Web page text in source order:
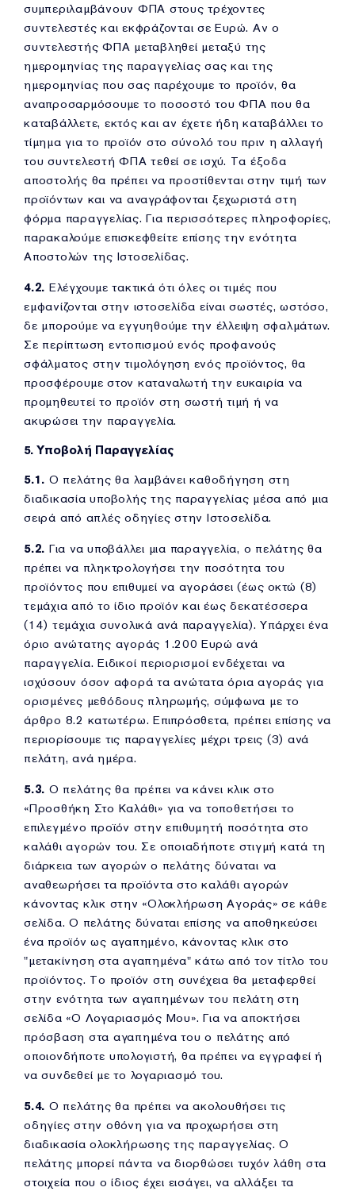
συμπεριλαμβάνουν ΦΠΑ στους τρέχοντες
συντελεστές και εκφράζονται σε Ευρώ. Αν ο
συντελεστής ΦΠΑ μεταβληθεί μεταξύ της
ημερομηνίας της παραγγελίας σας και της
ημερομηνίας που σας παρέχουμε το προϊόν, θα
αναπροσαρμόσουμε το ποσοστό του ΦΠΑ που θα
καταβάλλετε, εκτός και αν έχετε ήδη καταβάλλει το
τίμημα για το προϊόν στο σύνολό του πριν η αλλαγή
του συντελεστή ΦΠΑ τεθεί σε ισχύ. Τα έξοδα
αποστολής θα πρέπει να προστίθενται στην τιμή των
προϊόντων και να αναγράφονται ξεχωριστά στη
φόρμα παραγγελίας. Για περισσότερες πληροφορίες,
παρακαλούμε επισκεφθείτε επίσης την ενότητα
Αποστολών της Ιστοσελίδας.
4.2. Ελέγχουμε τακτικά ότι όλες οι τιμές που
εμφανίζονται στην ιστοσελίδα είναι σωστές, ωστόσο,
δε μπορούμε να εγγυηθούμε την έλλειψη σφαλμάτων.
Σε περίπτωση εντοπισμού ενός προφανούς
σφάλματος στην τιμολόγηση ενός προϊόντος, θα
προσφέρουμε στον καταναλωτή την ευκαιρία να
προμηθευτεί το προϊόν στη σωστή τιμή ή να
ακυρώσει την παραγγελία.
5. Υποβολή Παραγγελίας
5.1. Ο πελάτης θα λαμβάνει καθοδήγηση στη
διαδικασία υποβολής της παραγγελίας μέσα από μια
σειρά από απλές οδηγίες στην Ιστοσελίδα.
5.2. Για να υποβάλλει μια παραγγελία, ο πελάτης θα
πρέπει να πληκτρολογήσει την ποσότητα του
προϊόντος που επιθυμεί να αγοράσει (έως οκτώ (8)
τεμάχια από το ίδιο προϊόν και έως δεκατέσσερα
(14) τεμάχια συνολικά ανά παραγγελία). Υπάρχει ένα
όριο ανώτατης αγοράς 1.200 Ευρώ ανά
παραγγελία. Ειδικοί περιορισμοί ενδέχεται να
ισχύσουν όσον αφορά τα ανώτατα όρια αγοράς για
ορισμένες μεθόδους πληρωμής, σύμφωνα με το
άρθρο 8.2 κατωτέρω. Επιπρόσθετα, πρέπει επίσης να
περιορίσουμε τις παραγγελίες μέχρι τρεις (3) ανά
πελάτη, ανά ημέρα.
5.3. Ο πελάτης θα πρέπει να κάνει κλικ στο
«Προσθήκη Στο Καλάθι» για να τοποθετήσει το
επιλεγμένο προϊόν στην επιθυμητή ποσότητα στο
καλάθι αγορών του. Σε οποιαδήποτε στιγμή κατά τη
διάρκεια των αγορών ο πελάτης δύναται να
αναθεωρήσει τα προϊόντα στο καλάθι αγορών
κάνοντας κλικ στην «Ολοκλήρωση Αγοράς» σε κάθε
σελίδα. Ο πελάτης δύναται επίσης να αποθηκεύσει
ένα προϊόν ως αγαπημένο, κάνοντας κλικ στο
"μετακίνηση στα αγαπημένα" κάτω από τον τίτλο του
προϊόντος. Το προϊόν στη συνέχεια θα μεταφερθεί
στην ενότητα των αγαπημένων του πελάτη στη
σελίδα «Ο Λογαριασμός Μου». Για να αποκτήσει
πρόσβαση στα αγαπημένα του ο πελάτης από
οποιονδήποτε υπολογιστή, θα πρέπει να εγγραφεί ή
να συνδεθεί με το λογαριασμό του.
5.4. Ο πελάτης θα πρέπει να ακολουθήσει τις
οδηγίες στην οθόνη για να προχωρήσει στη
διαδικασία ολοκλήρωσης της παραγγελίας. Ο
πελάτης μπορεί πάντα να διορθώσει τυχόν λάθη στα
στοιχεία που ο ίδιος έχει εισάγει, να αλλάξει τα